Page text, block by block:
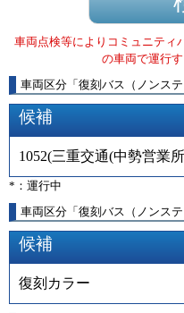
車両点検等によりコミュニティ
の車両で運行す
車両区分 「 復刻バス（ノンステ
候補
1052(三重交通(中勢営業
*：運行中
車両区分「復刻バス（ノンス
候補
復刻カラー